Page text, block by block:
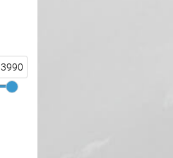
3990